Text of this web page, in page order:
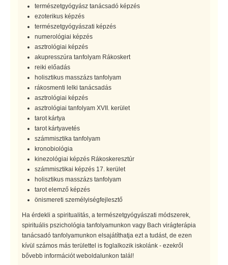
természetgyógyász tanácsadó képzés
ezoterikus képzés
természetgyógyászati képzés
numerológiai képzés
asztrológiai képzés
akupresszúra tanfolyam Rákoskert
reiki előadás
holisztikus masszázs tanfolyam
rákosmenti lelki tanácsadás
asztrológiai képzés
asztrológiai tanfolyam XVII. kerület
tarot kártya
tarot kártyavetés
számmisztika tanfolyam
kronobiológia
kinezológiai képzés Rákoskeresztúr
számmisztikai képzés 17. kerület
holisztikus masszázs tanfolyam
tarot elemző képzés
önismereti személyiségfejlesztő
Ha érdekli a spiritualitás, a természetgyógyászati módszerek,
spirituális pszichológia tanfolyamunkon vagy Bach virágterápia
tanácsadó tanfolyamunkon elsajátíthatja ezt a tudást, de ezen
kívül számos más területtel is foglalkozik iskolánk - ezekről
bővebb információt weboldalunkon talál!